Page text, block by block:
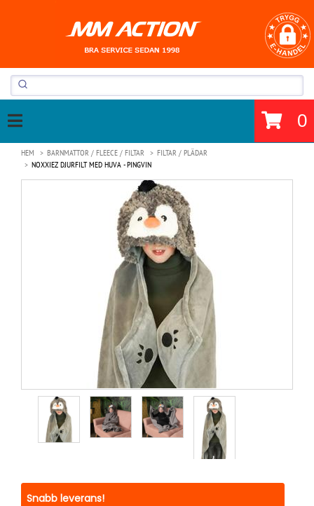
0
HEM BARNMATTOR / FLEECE / FILTAR
FILTAR / PLÄDAR
NOXXIEZ DJURFILT MED HUVA - PINGVIN
Snabb leverans!